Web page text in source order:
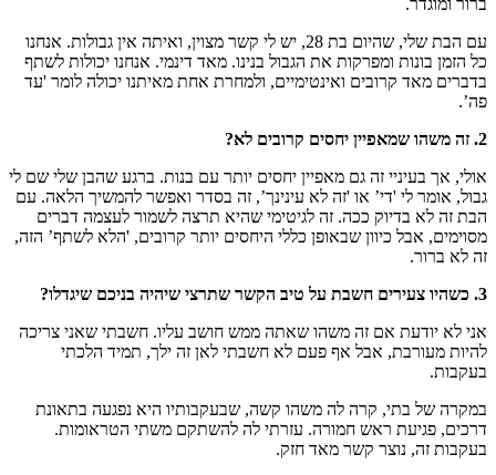
עם הבת שלי, שהיום בת 28, יש לי קשר מצוין, ואיתה אין גבולות. אנחנו
כל הזמן בונות ומפרקות את הגבול בנינו. מאד דינמי. אנחנו יכולות לשתף
בדברים מאד קרובים ואינטימיים, ולמחרת אחת מאיתנו יכולה לומר 'עד
פה’.
2. זה משהו שמאפיין יחסים קרובים לא?
אולי, אך בעיניי זה גם מאפיין יחסים יותר עם בנות. ברגע שהבן שלי שם לי
גבול, אומר לי 'די’ או 'זה לא עינינך’, זה בסדר ואפשר להמשיך הלאה. עם
הבת זה לא בדיוק ככה. זה לגיטימי שהיא תרצה לשמור לעצמה דברים
מסוימים, אבל כיוון שבאופן כללי היחסים יותר קרובים, 'הלא לשתף’ הזה,
זה לא ברור.
3. כשהיו צעירים חשבת על טיב הקשר שתרצי שיהיה בניכם שיגדלו?
אני לא יודעת אם זה משהו שאתה ממש חושב עליו. חשבתי שאני צריכה
להיות מעורבת, אבל אף פעם לא חשבתי לאן זה ילך, תמיד הלכתי
בעקבות.
במקרה של בתי, קרה לה משהו קשה, שבעקבותיו היא נפגעה בתאונת
דרכים, פגיעת ראש חמורה. עזרתי לה להשתקם משתי הטראומות.
בעקבות זה, נוצר קשר מאד חזק.